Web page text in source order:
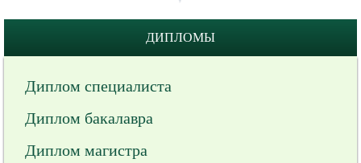
ДИПЛОМЫ
Диплом специалиста
Диплом бакалавра
Диплом магистра